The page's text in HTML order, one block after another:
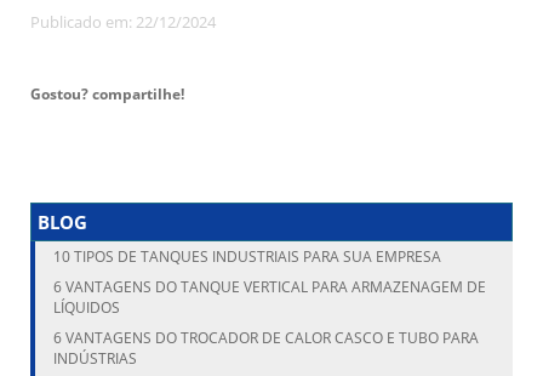
Publicado em: 22/12/2024
Gostou? compartilhe!
BLOG
10 TIPOS DE TANQUES INDUSTRIAIS PARA SUA EMPRESA
6 VANTAGENS DO TANQUE VERTICAL PARA ARMAZENAGEM DE
LÍQUIDOS
6 VANTAGENS DO TROCADOR DE CALOR CASCO E TUBO PARA
INDÚSTRIAS